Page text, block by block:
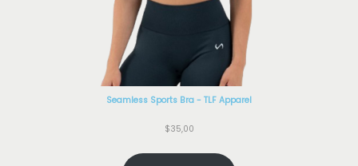
Seamless Sports Bra - TLF Apparel
$35,00